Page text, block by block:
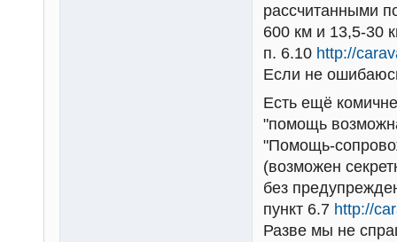
рассчитанными
600 км и 13,5-30
п. 6.10 http://
Если не
Есть ещё
"помощь
"Помощь-
(возможен
без
пункт 6.7 http://
Разве мы не